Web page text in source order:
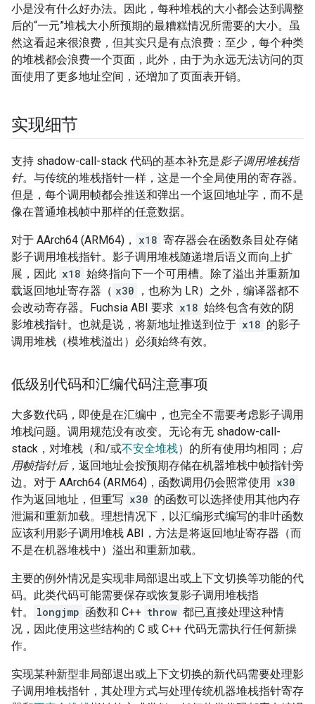
小是没有什么好办法。因此，每种堆栈的大小都会达到调整
后的“一元”堆栈大小所预期的最糟糕情况所需要的大小。虽
然这看起来很浪费，但其实只是有点浪费：至少，每个种类
的堆栈都会浪费一个页面，此外，由于为永远无法访问的页
面使用了更多地址空间，还增加了页面表开销。
实现细节
支持 shadow-call-stack 代码的基本补充是影子调用堆栈指
针。与传统的堆栈指针一样，这是一个全局使用的寄存器。
但是，每个调用帧都会推送和弹出一个返回地址字，而不是
像在普通堆栈帧中那样的任意数据。
对于 AArch64 (ARM64)， x18 寄存器会在函数条目处存储
影子调用堆栈指针。影子调用堆栈随递增后语义而向上扩
展，因此 x18 始终指向下一个可用槽。除了溢出并重新加
载返回地址寄存器（ x30
，也称为 LR）之外，编译器都不
会改动寄存器。Fuchsia ABI 要求 x18 始终包含有效的阴
影堆栈指针。也就是说，将新地址推送到位于 x18 的影子
调用堆栈（模堆栈溢出）必须始终有效。
低级别代码和汇编代码注意事项
大多数代码，即使是在汇编中，也完全不需要考虑影子调用
堆栈问题。调用规范没有改变。无论有无 shadow-call-
stack，对堆栈（和/或不安全堆栈）的所有使用均相同； 启
用帧指针后，返回地址会按预期存储在机器堆栈中帧指针旁
边。对于 AArch64 (ARM64)，函数调用仍会照常使用 x30
作为返回地址，但重写 x30 的函数可以选择使用其他内存
泄漏和重新加载。理想情况下，以汇编形式编写的非叶函数
应该利用影子调用堆栈 ABI，方法是将返回地址寄存器（而
不是在机器堆栈中）溢出和重新加载。
主要的例外情况是实现非局部退出或上下文切换等功能的代
码。此类代码可能需要保存或恢复影子调用堆栈指
针。
longjmp 函数和 C++ throw 都已直接处理这种情
况，因此使用这些结构的 C 或 C++ 代码无需执行任何新操
作。
实现某种新型非局部退出或上下文切换的新代码需要处理影
子调用堆栈指针，其处理方式与处理传统机器堆栈指针寄存